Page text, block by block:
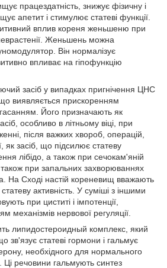
працездатність, знижує фізичну і
апетит і стимулює статеві функції.
вплив кореня женьшеню при
Женьшень можна
Він нормалізує
впливає на гіпофункцію
засіб у випадках пригнічення ЦНС
що виявляється прискоренням
Його призначають як
особливо в літньому віці, при
після важких хвороб, операцій,
як засіб, що підсилює статеву
лібідо, а також при сечокам'яній
при запальних захворюваннях
На Сході настій кореневищ вважають
активність. У суміші з іншими
при циститі і імпотенції,
механізмів нервової регуляції.
липидостероидный комплекс, який
зв'язує статеві гормони і гальмує
необхідного для нормального
Ці речовини гальмують синтез